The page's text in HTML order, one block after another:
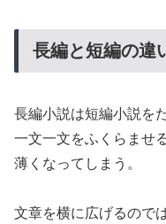
長編と短編の違
長編小説は短編小説を
一文一文をふくらませ
薄くなってしまう。
文章を横に広げるので